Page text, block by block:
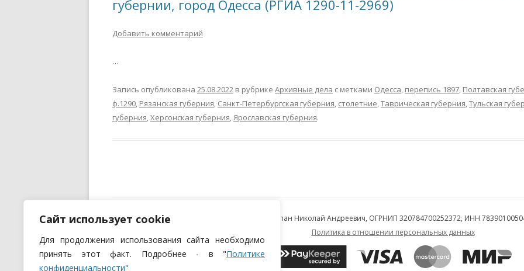
Сайт использует cookie
Для продолжения использования сайта необходимо
принять этот факт. Подробнее - в "Политике
конфиденциальности"
АРХИВЫ
губернии, город Одесса (РГИА 1290-11-2969)
Добавить комментарий
…
Запись опубликована 25.08.2022 в рубрике Архивные дела с метками Одесса, перепись 1897, Полтавская
ф.1290, Рязанская губерния, Санкт-Петербургская губерния, столетние,Таврическая губерния,Тульская
губерния,Херсонская губерния,Ярославская губерния.
ИП Курпан Николай Андреевич, ОГРНИП 320784700252372, ИНН
Политика в отношении персональных данных